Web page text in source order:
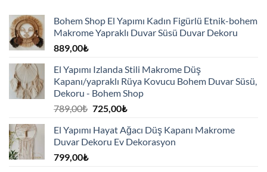
Bohem Shop El Yapımı Kadın Figürlü Etnik-bohem
Makrome Yapraklı Duvar Süsü Duvar Dekoru
889,00₺
El Yapımı Izlanda Stili Makrome Düş
Kapanı/yapraklı Rüya Kovucu Bohem Duvar Süsü,
Dekoru - Bohem Shop
789,00₺ Orijinal
789,00₺.
725,00₺Şu
fiyat:
725,00₺.
El Yapımı Hayat Ağacı Düş Kapanı Makrome
Duvar Dekoru Ev Dekorasyon
799,00₺